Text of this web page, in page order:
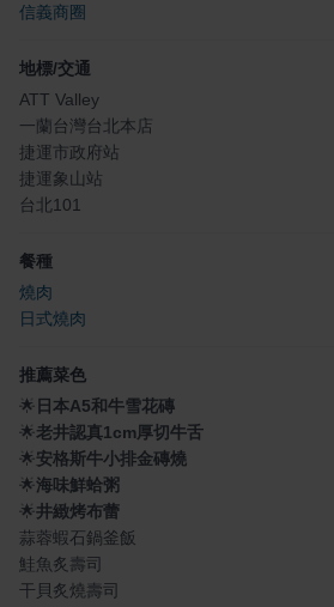
信義商圈
地標/交通
ATT Valley
一蘭台灣台北本店
捷運市政府站
捷運象山站
台北101
餐種
燒肉
日式燒肉
推薦菜色
🌟 日本A5和牛雪花磚
🌟老井認真1cm厚切牛舌
🌟安格斯牛小排金磚燒
🌟海味鮮蛤粥
🌟井緻烤布蕾
蒜蓉蝦石鍋釜飯
鮭魚炙壽司
干貝炙燒壽司